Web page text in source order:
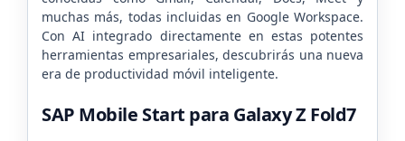
muchas más, todas incluidas en Google Workspace.
Con AI integrado directamente en estas potentes
herramientas empresariales, descubrirás una nueva
era de productividad móvil inteligente.
SAP Mobile Start para Galaxy Z Fold7